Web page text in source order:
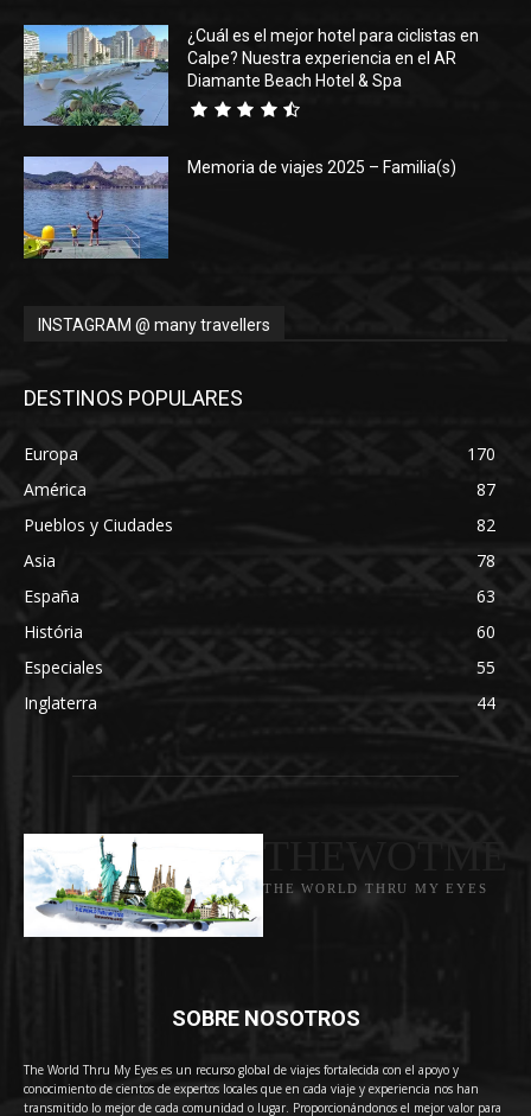
¿Cuál es el mejor hotel para ciclistas en
Calpe? Nuestra experiencia en el AR
Diamante Beach Hotel & Spa
Memoria de viajes 2025 – Familia(s)
INSTAGRAM @ many travellers
DESTINOS POPULARES
Europa
170
América
87
Pueblos y Ciudades
82
Asia
78
España
63
História
60
Especiales
55
Inglaterra
44
THE WORLD THRU MY EYES
SOBRE NOSOTROS
The World Thru My Eyes es un recurso global de viajes fortalecida con el apoyo y
conocimiento de cientos de expertos locales que en cada viaje y experiencia nos han
transmitido lo mejor de cada comunidad o lugar. Proporcionándonos el mejor valor para